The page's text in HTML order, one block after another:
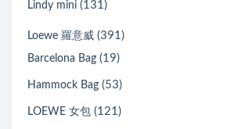
Lindy mini (131)
Loewe 羅意威 (391)
Barcelona Bag (19)
Hammock Bag (53)
LOEWE 女包 (121)